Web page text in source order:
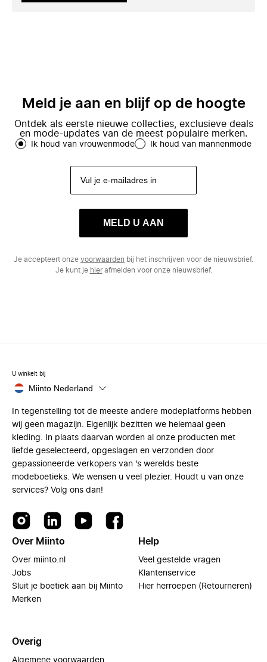
Meld je aan en blijf op de hoogte
Ontdek als eerste nieuwe collecties, exclusieve deals
en mode-updates van de meest populaire merken.
Ik houd van vrouwenmode Ik houd van mannenmode
MELD U AAN
Je accepteert onze voorwaarden bij het inschrijven voor de nieuwsbrief.
Je kunt je hierafmelden voor onze nieuwsbrief.
U winkelt bij
Miinto Nederland
In tegenstelling tot de meeste andere modeplatforms hebben
wij geen magazijn. Eigenlijk bezitten we helemaal geen
kleding. In plaats daarvan worden al onze producten met
liefde geselecteerd, opgeslagen en verzonden door
gepassioneerde verkopers van 's werelds beste
modeboetieks. We wensen u veel plezier. Houdt u van onze
services? Volg ons dan!
Over Miinto
Over miinto.nl
Jobs
Sluit je boetiek aan bij Miinto
Merken
Help
Veel gestelde vragen
Klantenservice
Hier herroepen (Retourneren)
Overig
Algemene voorwaarden